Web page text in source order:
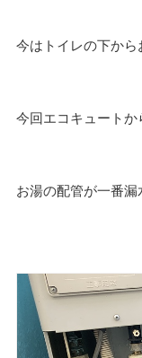
今はトイレの下から
今回エコキュートか
お湯の配管が一番